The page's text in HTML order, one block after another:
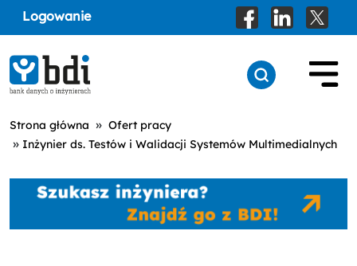
Logowanie
Strona główna » Ofert pracy
» Inżynier ds. Testów i Walidacji Systemów Multimedialnych